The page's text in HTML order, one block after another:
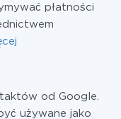
płatności
od Google.
używane jako